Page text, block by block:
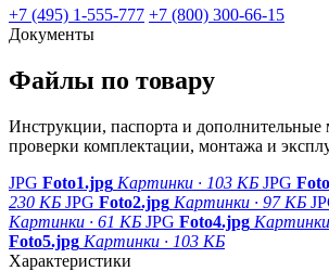
+7 (495) 1-555-777 +7 (800) 300-66-15
Документы
Файлы по товару
Инструкции, паспорта и дополнительные
проверки комплектации, монтажа и
JPG Foto1.jpg Картинки · 103 КБ JPG
230 КБ JPG Foto2.jpg Картинки · 97 КБ
Картинки · 61 КБ JPG Foto4.jpg
Foto5.jpg Картинки · 103 КБ
Характеристики